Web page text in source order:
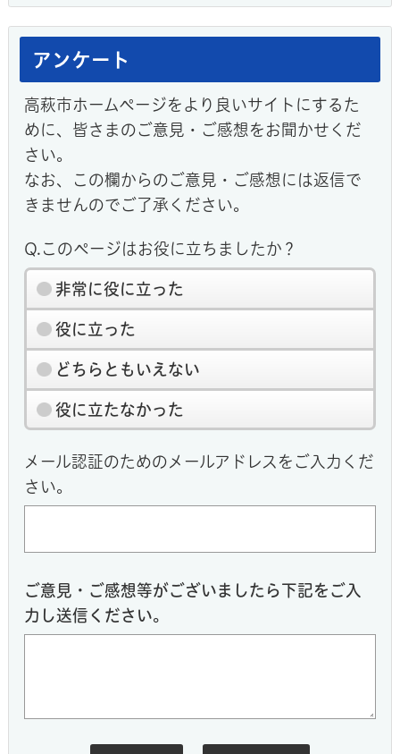
アンケート
高萩市ホームページをより良いサイトにするた
めに、皆さまのご意見・ご感想をお聞かせくだ
さい。
なお、この欄からのご意見・ご感想には返信で
きませんのでご了承ください。
Q.このページはお役に立ちましたか？
非常に役に立った
役に立った
どちらともいえない
役に立たなかった
メール認証のためのメールアドレスをご入力くだ
さい。
ご意見・ご感想等がございましたら下記をご入
力し送信ください。